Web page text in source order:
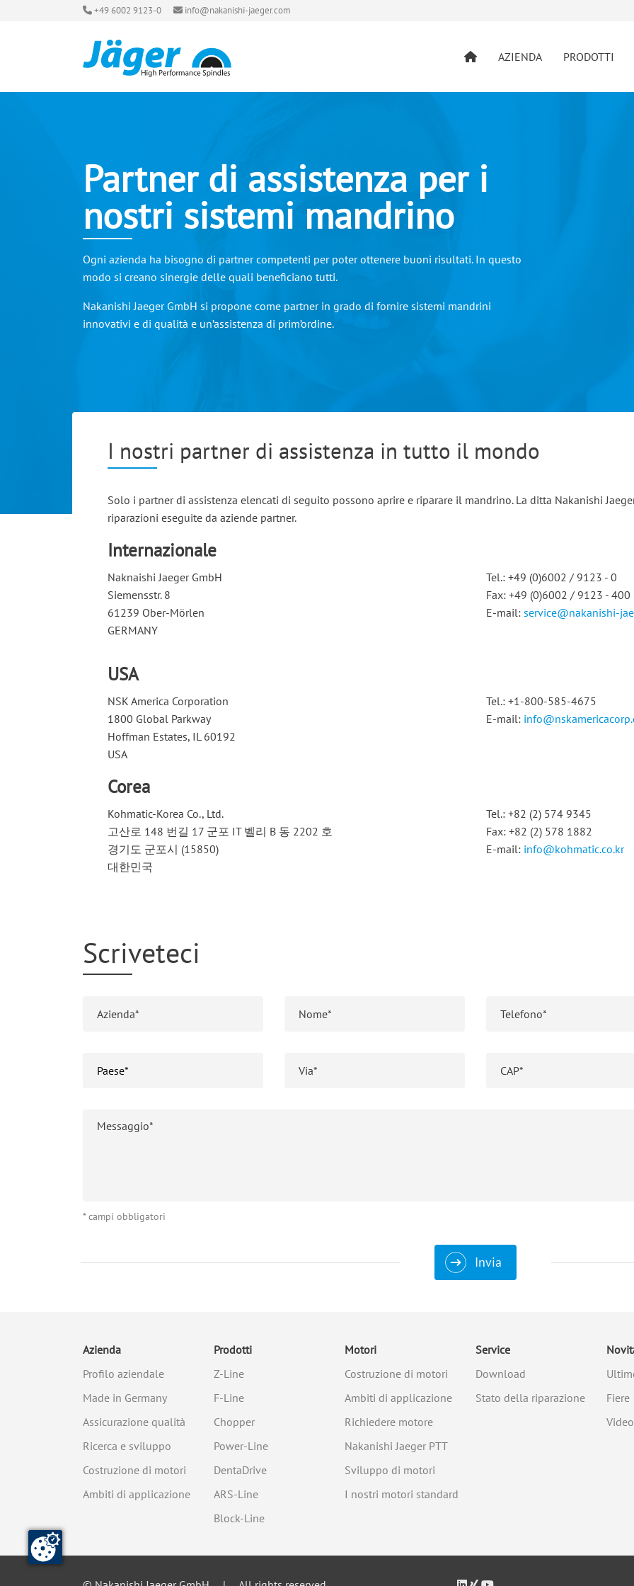
+49 6002 9123-0 info@nakanishi-jaeger.com
AZIENDA PRODOTTI
Partner di assistenza per i
nostri sistemi mandrino
Ogni azienda ha bisogno di partner competenti per poter ottenere buoni risultati. In questo
modo si creano sinergie delle quali beneficiano tutti.
Nakanishi Jaeger GmbH si propone come partner in grado di fornire sistemi mandrini
innovativi e di qualità e un’assistenza di prim’ordine.
I nostri partner di assistenza in tutto il mondo
Solo i partner di assistenza elencati di seguito possono aprire e riparare il mandrino. La ditta Nakanishi
riparazioni eseguite da aziende partner.
Internazionale
Naknaishi Jaeger GmbH
Siemensstr. 8
61239 Ober-Mörlen
GERMANY
Tel.: +49 (0)6002 / 9123 - 0
Fax: +49 (0)6002 / 9123 - 400
E-mail: service@nakanishi-
USA
NSK America Corporation
1800 Global Parkway
Hoffman Estates, IL 60192
USA
Tel.: +1-800-585-4675
E-mail:
Corea
Kohmatic-Korea Co., Ltd.
고산로 148 번길 17 군포 IT 벨리 B 동 2202 호
경기도 군포시 (15850)
대한민국
Tel.: +82 (2) 574 9345
Fax: +82 (2) 578 1882
E-mail: info@kohmatic.co.kr
Scriveteci
* campi obbligatori
Invia
Azienda
Profilo aziendale
Made in Germany
Assicurazione qualità
Ricerca e sviluppo
Costruzione di motori
Ambiti di applicazione
Prodotti
Z-Line
F-Line
Chopper
Power-Line
DentaDrive
ARS-Line
Block-Line
Motori
Costruzione di motori
Ambiti di applicazione
Richiedere motore
Nakanishi Jaeger PTT
Sviluppo di motori
I nostri motori standard
Service
Download
Stato della riparazione
Fiere
Video